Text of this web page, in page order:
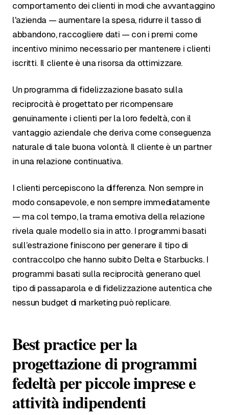
comportamento dei clienti in modi che avvantaggino
l'azienda — aumentare la spesa, ridurre il tasso di
abbandono, raccogliere dati — con i premi come
incentivo minimo necessario per mantenere i clienti
iscritti. Il cliente è una risorsa da ottimizzare.
Un programma di fidelizzazione basato sulla
reciprocità è progettato per ricompensare
genuinamente i clienti per la loro fedeltà, con il
vantaggio aziendale che deriva come conseguenza
naturale di tale buona volontà. Il cliente è un partner
in una relazione continuativa.
I clienti percepiscono la differenza. Non sempre in
modo consapevole, e non sempre immediatamente
— ma col tempo, la trama emotiva della relazione
rivela quale modello sia in atto. I programmi basati
sull’estrazione finiscono per generare il tipo di
contraccolpo che hanno subito Delta e Starbucks. I
programmi basati sulla reciprocità generano quel
tipo di passaparola e di fidelizzazione autentica che
nessun budget di marketing può replicare.
Best practice per la
progettazione di programmi
fedeltà per piccole imprese e
attività indipendenti